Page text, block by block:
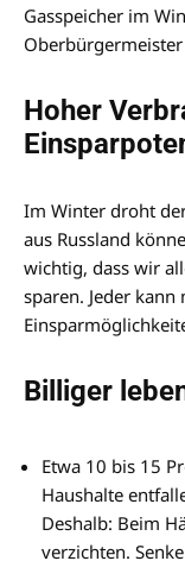
Gasspeicher im
Hoher
Im Winter droht
aus Russland
wichtig, dass wir
sparen. Jeder
Billiger
Etwa 10 bis 15
Haushalte
Deshalb: Beim
verzichten.